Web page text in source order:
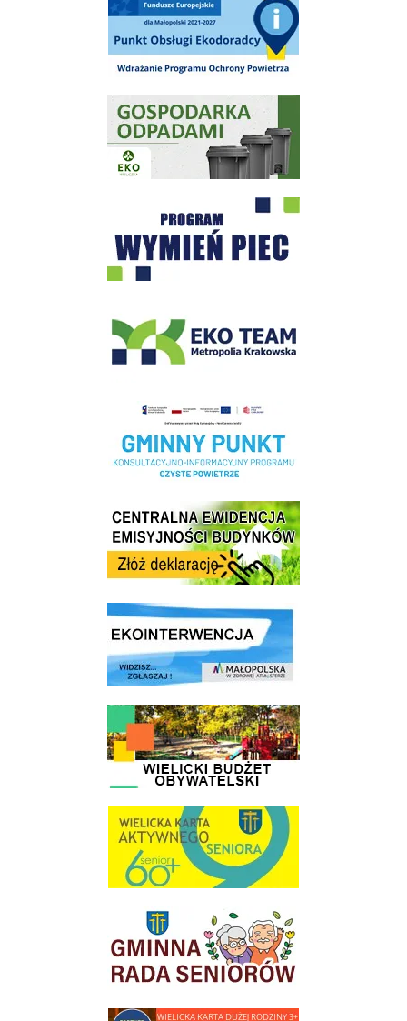
Gospodarka odpadami na terenie Miasta i Gminy Wieliczka
Program "Czyste Powietrze" - Wieliczka
Realizacja Programu Czyste Powietrze w Gminie Wieliczka
Centrala Ewidencja Emisyjności Budynków - złóż deklarację
link do strony ekointerwencja dot.- powietrza
link do strony - Wielicki Budżet Obywatelski
link do strony Wielicka Karta Aktywnego Seniora
link do strony Gminnej Rady Seniorow - Wieliczka
link do strony - Wielicka Karta Dużej Rodziny